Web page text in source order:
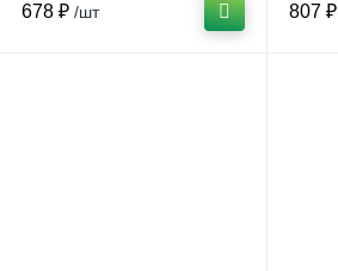
678 ₽ /шт 807 ₽